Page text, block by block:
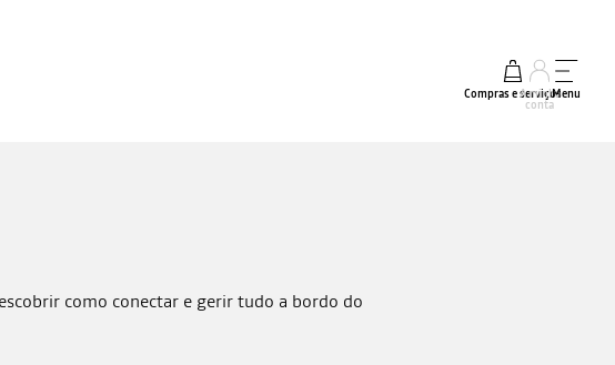
Compras e serviços
A minha
conta
Menu
como conectar e gerir tudo a bordo do